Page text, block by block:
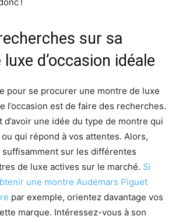
sur sa
d’occasion idéale
pour se procurer une montre de luxe
l’occasion est de faire des recherches.
d’avoir une idée du type de montre qui
qui répond à vos attentes. Alors,
sur les différentes
de luxe actives sur le marché. Si
une montre Audemars Piguet
par exemple, orientez davantage vos
marque. Intéressez-vous à son